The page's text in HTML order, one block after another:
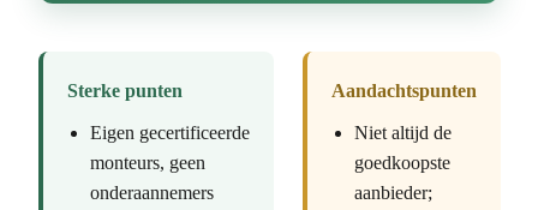
Sterke punten
Eigen gecertificeerde
monteurs, geen
onderaannemers
Aandachtspunten
Niet altijd de
goedkoopste
aanbieder;